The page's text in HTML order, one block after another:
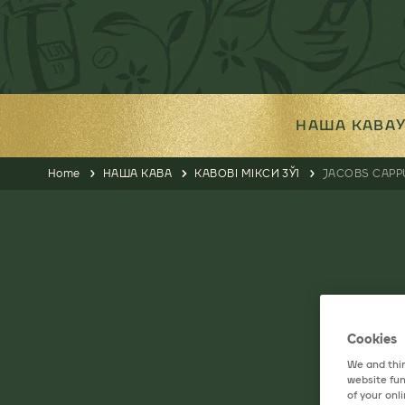
НАША КАВА
Home НАША КАВА КАВОВІ МІКСИ 3Ў1 JACOBS
Cookies
We and
website
of your